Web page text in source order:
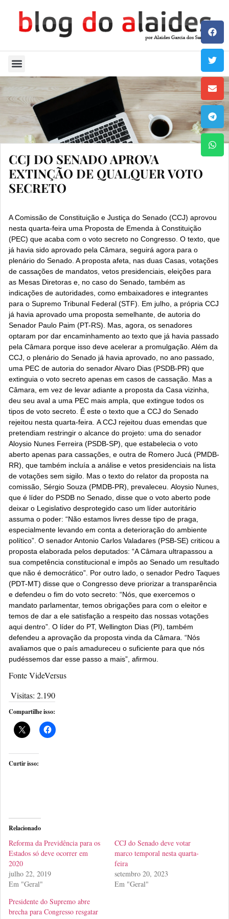
CCJ DO SENADO APROVA
EXTINÇÃO DE QUALQUER VOTO
SECRETO
A Comissão de Constituição e Justiça do Senado (CCJ) aprovou
nesta quarta-feira uma Proposta de Emenda à Constituição
(PEC) que acaba com o voto secreto no Congresso. O texto, que
já havia sido aprovado pela Câmara, seguirá agora para o
plenário do Senado. A proposta afeta, nas duas Casas, votações
de cassações de mandatos, vetos presidenciais, eleições para
as Mesas Diretoras e, no caso do Senado, também as
indicações de autoridades, como embaixadores e integrantes
para o Supremo Tribunal Federal (STF). Em julho, a própria CCJ
já havia aprovado uma proposta semelhante, de autoria do
Senador Paulo Paim (PT-RS). Mas, agora, os senadores
optaram por dar encaminhamento ao texto que já havia passado
pela Câmara porque isso deve acelerar a promulgação. Além da
CCJ, o plenário do Senado já havia aprovado, no ano passado,
uma PEC de autoria do senador Alvaro Dias (PSDB-PR) que
extinguia o voto secreto apenas em casos de cassação. Mas a
Câmara, em vez de levar adiante a proposta da Casa vizinha,
deu seu aval a uma PEC mais ampla, que extingue todos os
tipos de voto secreto. É este o texto que a CCJ do Senado
rejeitou nesta quarta-feira. A CCJ rejeitou duas emendas que
pretendiam restringir o alcance do projeto: uma do senador
Aloysio Nunes Ferreira (PSDB-SP), que estabelecia o voto
aberto apenas para cassações, e outra de Romero Jucá (PMDB-
RR), que também incluía a análise e vetos presidenciais na lista
de votações sem sigilo. Mas o texto do relator da proposta na
comissão, Sérgio Souza (PMDB-PR), prevaleceu. Aloysio Nunes,
que é líder do PSDB no Senado, disse que o voto aberto pode
deixar o Legislativo desprotegido caso um líder autoritário
assuma o poder: “Não estamos livres desse tipo de praga,
especialmente levando em conta a deterioração do ambiente
político”. O senador Antonio Carlos Valadares (PSB-SE) criticou a
proposta elaborada pelos deputados: “A Câmara ultrapassou a
sua competência constitucional e impôs ao Senado um resultado
que não é democrático”. Por outro lado, o senador Pedro Taques
(PDT-MT) disse que o Congresso deve priorizar a transparência
e defendeu o fim do voto secreto: “Nós, que exercemos o
mandato parlamentar, temos obrigações para com o eleitor e
temos de dar a ele satisfação a respeito das nossas votações
aqui dentro”. O líder do PT, Wellington Dias (PI), também
defendeu a aprovação da proposta vinda da Câmara. “Nós
avaliamos que o país amadureceu o suficiente para que nós
pudéssemos dar esse passo a mais”, afirmou.
Fonte VideVersus
Visitas: 2.190
Compartilhe isso:
Curtir isso:
Relacionado
Reforma da Previdência para os
Estados só deve ocorrer em
2020
julho 22, 2019
Em "Geral"
CCJ do Senado deve votar
marco temporal nesta quarta-
feira
setembro 20, 2023
Em "Geral"
Presidente do Supremo abre
brecha para Congresso resgatar